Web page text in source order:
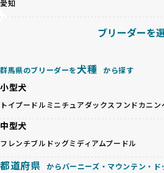
BreederFamiliesでは、すべてのブ
接のヒアリング、現地確認を通じて厳
このプロセスにより、育成環境や健
ーダー自身の理念や姿勢までも丁寧に
ため、どのブリーダーを選んでも安
だけます。
す。
ゃんが長時間の輸送を強いられたり
ちゃんの社会性や基本的なしつけに
があります。
優良ブリーダーは、ワンちゃんの健
ペットショップやオークションを介
ことを大切にしています。また、彼
認し、ワンちゃんが安心して暮らせ
接の引き渡しを基本とします。
一方で、営利優先ブリーダーは、広
愛知
ブリーダーを
群馬県のブリーダーを犬種 から探す
小型犬
トイプードル ミニチュアダックスフンドカニン
中型犬
フレンチブルドッグミディアムプードル
都道府県 からバーニーズ・マウンテン・